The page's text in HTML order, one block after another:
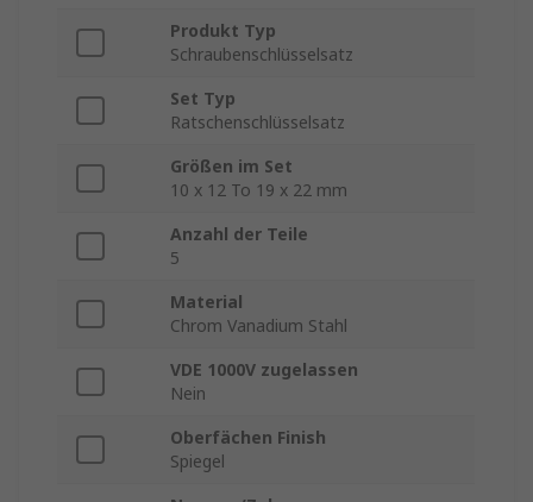
Produkt Typ
Schraubenschlüsselsatz
Set Typ
Ratschenschlüsselsatz
Größen im Set
10 x 12 To 19 x 22 mm
Anzahl der Teile
5
Material
Chrom Vanadium Stahl
VDE 1000V zugelassen
Nein
Oberfächen Finish
Spiegel